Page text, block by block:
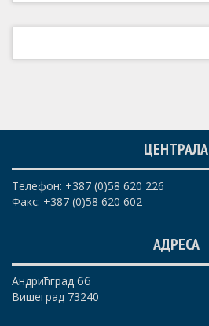
ЦЕНТРАЛА
Телефон: +387 (0)58 620 226
Факс: +387 (0)58 620 602
АДРЕСА
Андрићград бб
Вишеград 73240